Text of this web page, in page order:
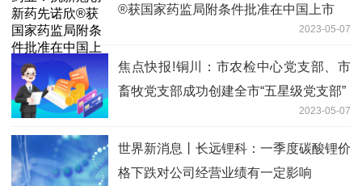
®获国家药监局附条件批准在中国上市
2023-05-07
焦点快报!铜川：市农检中心党支部、市
畜牧党支部成功创建全市“五星级党支部”
2023-05-07
世界新消息丨长远锂科：一季度碳酸锂价
格下跌对公司经营业绩有一定影响